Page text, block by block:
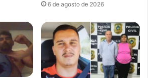
6 de agosto de 2026